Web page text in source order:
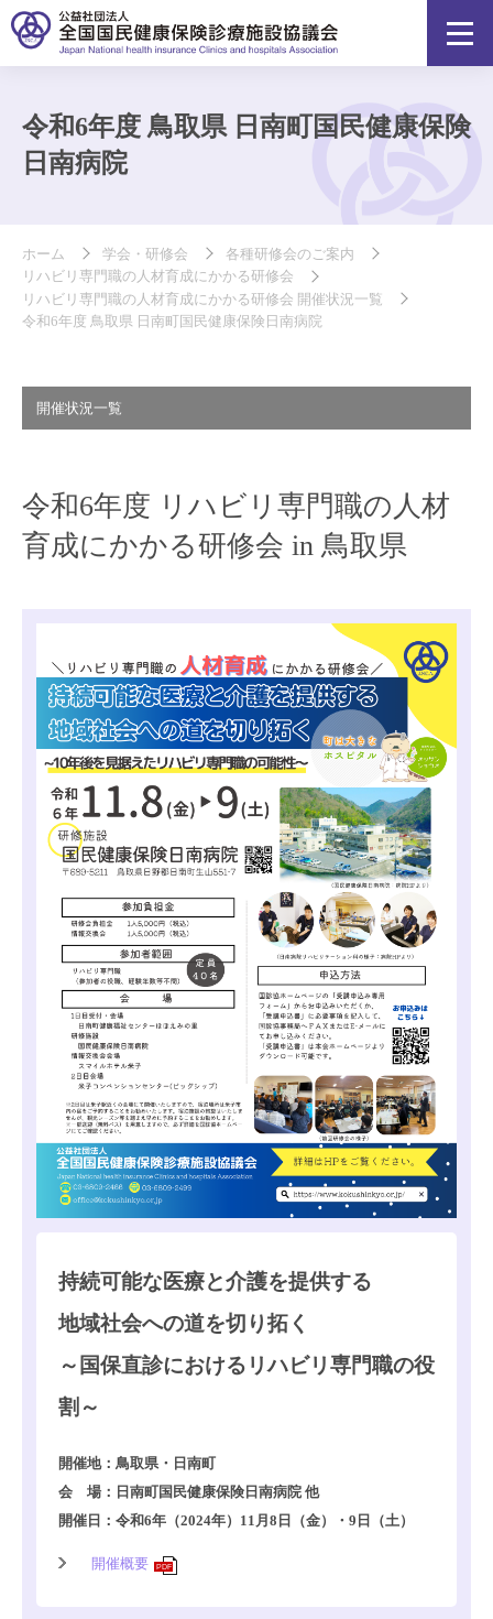
令和6年度 鳥取県 日南町国民健康保険
日南病院
ホーム 学会・研修会
各種研修会のご案内
リハビリ専門職の人材育成にかかる研修会
リハビリ専門職の人材育成にかかる研修会 開催状況一覧
令和6年度 鳥取県 日南町国民健康保険日南病院
開催状況一覧
令和6年度 リハビリ専門職の人材
育成にかかる研修会 in 鳥取県
持続可能な医療と介護を提供する
地域社会への道を切り拓く
～国保直診におけるリハビリ専門職の役
割～
開催地：鳥取県・日南町
会 場：日南町国民健康保険日南病院 他
開催日：令和6年（2024年）11月8日（金）・9日（土）
開催概要 PDF